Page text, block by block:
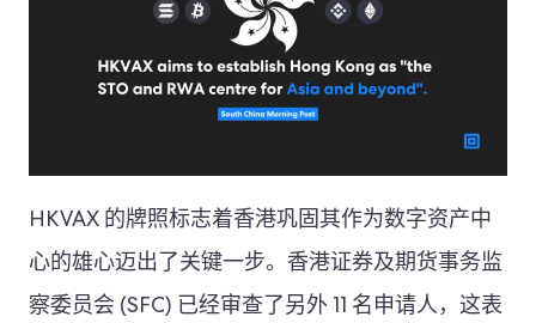
HKVAX 的牌照标志着香港巩固其作为数字资产中
心的雄心迈出了关键一步。香港证券及期货事务监
察委员会 (SFC) 已经审查了另外 11 名申请人，这表